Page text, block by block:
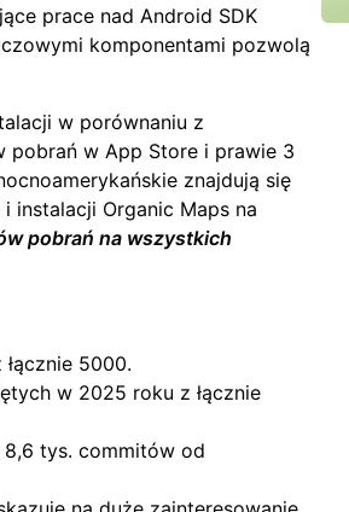
prace nad Android SDK
komponentami pozwolą
w porównaniu z
pobrań w App Store i prawie 3
znajdują się
instalacji Organic Maps na
pobrań na wszystkich
5000.
w 2025 roku z łącznie
8,6 tys. commitów od